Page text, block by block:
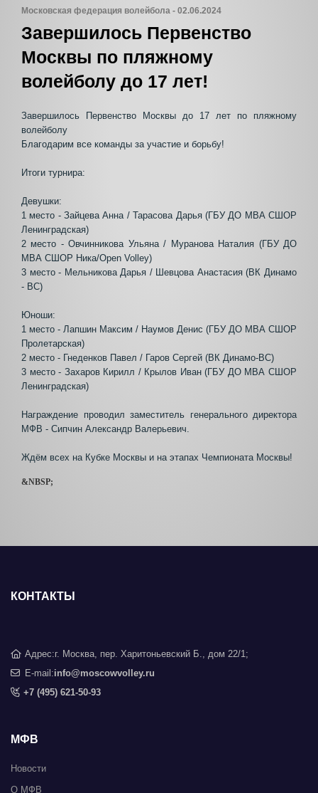
Московская федерация волейбола - 02.06.2024
Завершилось Первенство
Москвы по пляжному
волейболу до 17 лет!
Завершилось Первенство Москвы до 17 лет по пляжному
волейболу
Благодарим все команды за участие и борьбу!
Итоги турнира:
Девушки:
1 место - Зайцева Анна / Тарасова Дарья (ГБУ ДО МВА СШОР
Ленинградская)
2 место - Овчинникова Ульяна / Муранова Наталия (ГБУ ДО
МВА СШОР Ника/Open Volley)
3 место - Мельникова Дарья / Шевцова Анастасия (ВК Динамо
- ВС)
Юноши:
1 место - Лапшин Максим / Наумов Денис (ГБУ ДО МВА СШОР
Пролетарская)
2 место - Гнеденков Павел / Гаров Сергей (ВК Динамо-ВС)
3 место - Захаров Кирилл / Крылов Иван (ГБУ ДО МВА СШОР
Ленинградская)
Награждение проводил заместитель генерального директора
МФВ - Сипчин Александр Валерьевич.
Ждём всех на Кубке Москвы и на этапах Чемпионата Москвы!
&NBSP;
КОНТАКТЫ
Адрес:г. Москва, пер. Харитоньевский Б., дом 22/1;
E-mail:info@moscowvolley.ru
+7 (495) 621-50-93
МФВ
Новости
О МФВ